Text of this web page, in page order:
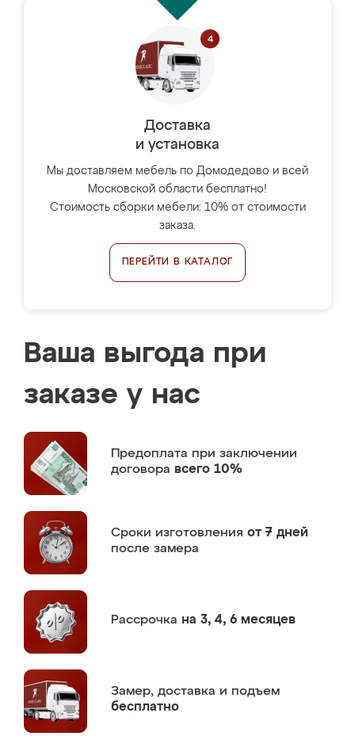
Доставка
и установка
Мы доставляем мебель по Домодедово и всей
Московской области бесплатно!
Стоимость сборки мебели: 10% от стоимости
заказа.
ПЕРЕЙТИ В КАТАЛОГ
Ваша выгода при
заказе у нас
Предоплата при заключении
договора всего 10%
Сроки изготовления от 7 дней
после замера
Рассрочка на 3, 4, 6 месяцев
Замер, доставка и подъем
бесплатно